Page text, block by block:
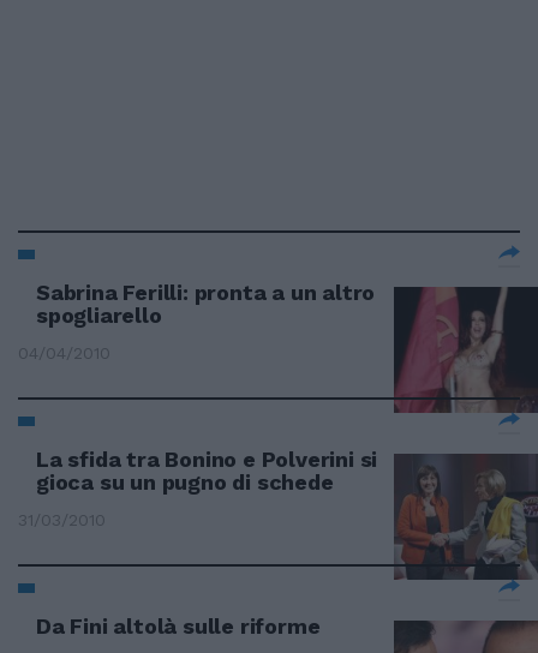
Sabrina Ferilli: pronta a un altro
spogliarello
04/04/2010
La sfida tra Bonino e Polverini si
gioca su un pugno di schede
31/03/2010
Da Fini altolà sulle riforme